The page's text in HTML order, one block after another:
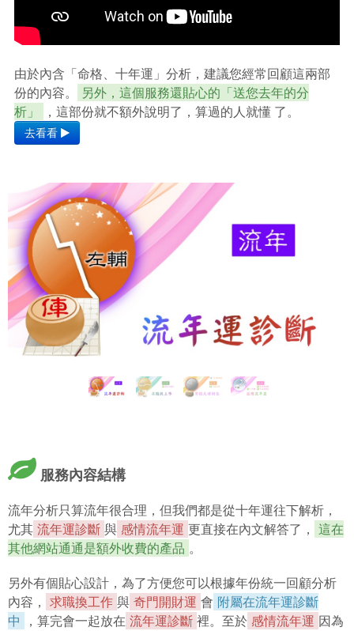
由於內含「命格、十年運」分析，建議您經常回顧這兩部
份的內容。
另外，這個服務還貼心的「送您去年的分
析」
，這部份就不額外說明了，算過的人就懂 了。
去看看
服務內容結構
流年分析只算流年很合理，但我們都是從十年運往下解析，
尤其 流年運診斷 與 感情流年運 更直接在內文解答了， 這在
其他網站通通是額外收費的產品 。
另外有個貼心設計，為了方便您可以根據年份統一回顧分析
內容， 求職換工作 與 奇門開財運 會 附屬在流年運診斷
中
，算完會一起放在 流年運診斷 裡。至於 感情流年運 因為